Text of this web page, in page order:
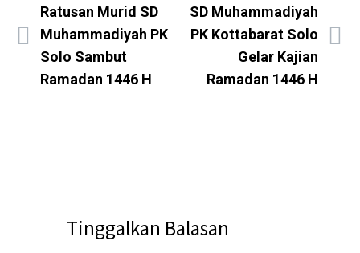
Ratusan Murid SD
Muhammadiyah PK
Solo Sambut
Ramadan 1446 H
SD Muhammadiyah
PK Kottabarat Solo
Gelar Kajian
Ramadan 1446 H
Tinggalkan Balasan